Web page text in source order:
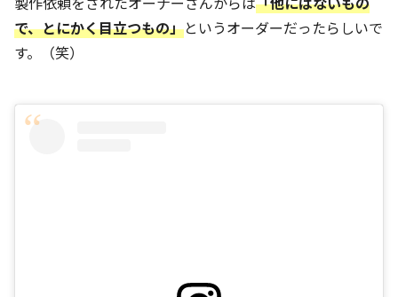
で、とにかく目立つもの」というオーダーだったらしいで
す。（笑）